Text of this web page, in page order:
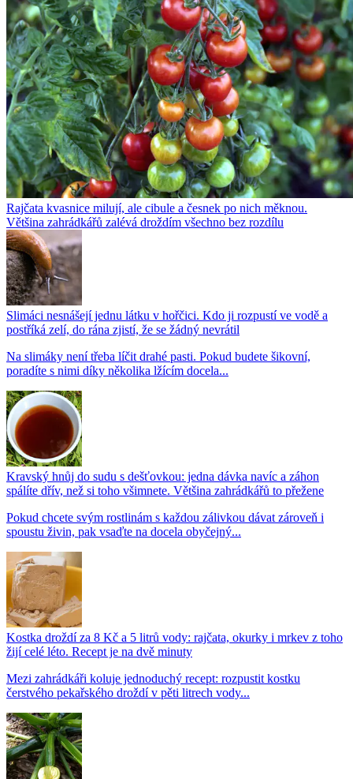
Rajčata kvasnice milují, ale cibule a česnek po nich měknou.
Většina zahrádkářů zalévá droždím všechno bez rozdílu
Slimáci nesnášejí jednu látku v hořčici. Kdo ji rozpustí ve vodě a
postříká zelí, do rána zjistí, že se žádný nevrátil
Na slimáky není třeba líčit drahé pasti. Pokud budete šikovní,
poradíte s nimi díky několika lžícím docela...
Kravský hnůj do sudu s dešťovkou: jedna dávka navíc a záhon
spálíte dřív, než si toho všimnete. Většina zahrádkářů to přežene
Pokud chcete svým rostlinám s každou zálivkou dávat zároveň i
spoustu živin, pak vsaďte na docela obyčejný...
Kostka droždí za 8 Kč a 5 litrů vody: rajčata, okurky i mrkev z toho
žijí celé léto. Recept je na dvě minuty
Mezi zahrádkáři koluje jednoduchý recept: rozpustit kostku
čerstvého pekařského droždí v pěti litrech vody...